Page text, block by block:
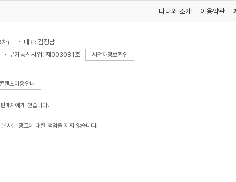
다나와 소개 이용약관
)
대표: 김정남
부가통신사업: 제003081호 사업자정보확인
텐츠이용안내
매자에게 있습니다.
사는 광고에 대한 책임을 지지 않습니다.